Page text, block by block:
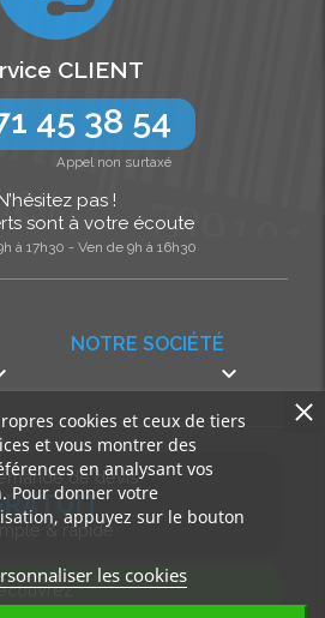
NOTRE SOCIÉTÉ

CLIENT
45 38 54
Appel non surtaxé
pas !
sont à votre écoute
à 17h30 - Ven de 9h à 16h30
de devis
& rapide
cookies et ceux de tiers
et vous montrer des
en analysant vos
Pour donner votre
appuyez sur le bouton
les cookies